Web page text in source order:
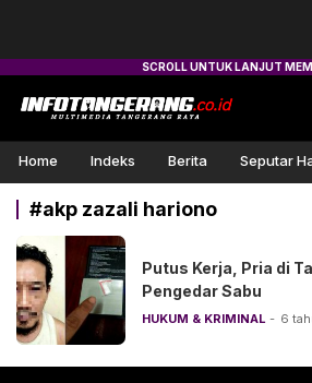
Info Tangerang
Multimedia Tangerang Raya
Home Indeks Berita Seputar
#akp zazali hariono
Putus Kerja, Pria di
Pengedar Sabu
HUKUM & KRIMINAL 6